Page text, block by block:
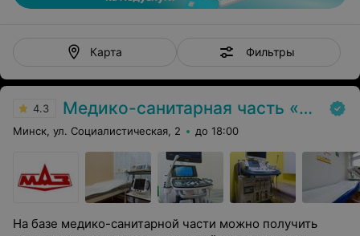
Карта Фильтры
4.3 Медико-санитарная часть «МАЗ»
Минск, ул. Социалистическая, 2 до 18:00
На базе медико-санитарной части можно получить